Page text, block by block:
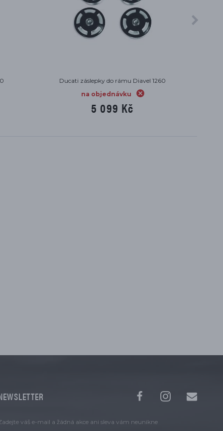
1260
Ducati víčko nádrže Diavel 1260
na objednávku
8 236 Kč
váš e-mail a žádná akce ani sleva vám neunikne